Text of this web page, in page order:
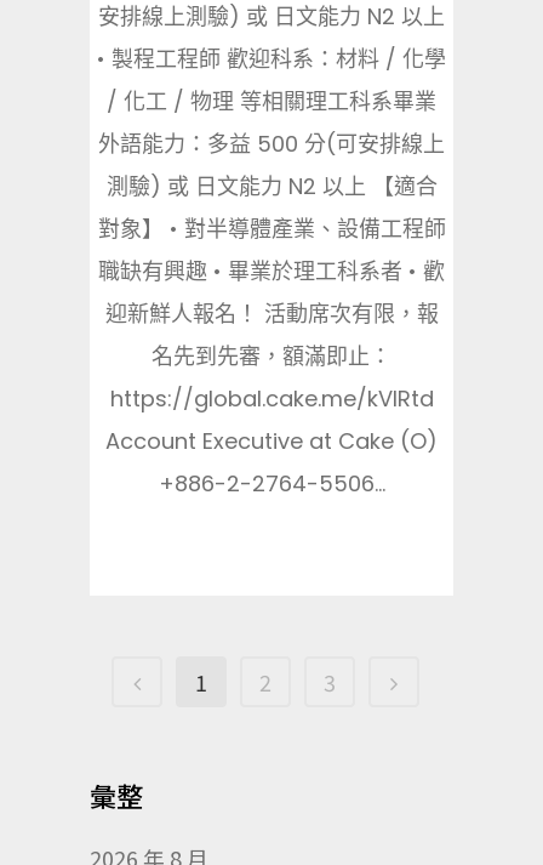
安排線上測驗) 或 日文能力 N2 以上
• 製程工程師 歡迎科系：材料 / 化學
/ 化工 / 物理 等相關理工科系畢業
外語能力：多益 500 分(可安排線上
測驗) 或 日文能力 N2 以上 【適合
對象】 • 對半導體產業、設備工程師
職缺有興趣 • 畢業於理工科系者 • 歡
迎新鮮人報名！ 活動席次有限，報
名先到先審，額滿即止：
https://global.cake.me/kVlRtd
Account Executive at Cake (O)
+886-2-2764-5506...
1 2 3
彙整
2026 年 8 月